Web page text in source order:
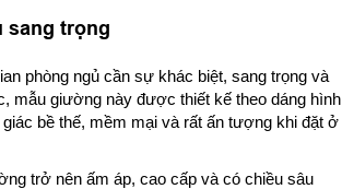
sang trọng
phòng ngủ cần sự khác biệt, sang trọng và
mẫu giường này được thiết kế theo dáng hình
bề thế, mềm mại và rất ấn tượng khi đặt ở
trở nên ấm áp, cao cấp và có chiều sâu